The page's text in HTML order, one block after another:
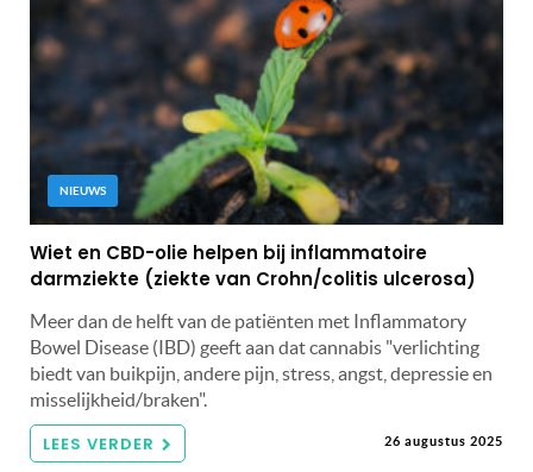
NIEUWS
Wiet en CBD-olie helpen bij inflammatoire
darmziekte (ziekte van Crohn/colitis ulcerosa)
Meer dan de helft van de patiënten met Inflammatory
Bowel Disease (IBD) geeft aan dat cannabis "verlichting
biedt van buikpijn, andere pijn, stress, angst, depressie en
misselijkheid/braken".
LEES VERDER 26 augustus 2025